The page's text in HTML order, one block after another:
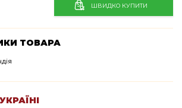
ШВИДКО КУПИТИ
ТОВАРА